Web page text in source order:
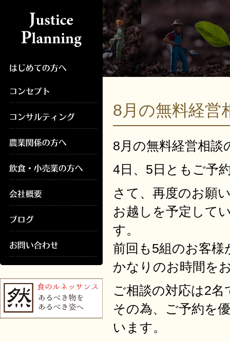
8月の無料経
8月の無料経営相談
4日、5日ともご予
さて、再度のお願
お越しを予定して
す。
前回も5組のお客
かなりのお時間を
ご相談の対応は2
その為、ご予約を
います。